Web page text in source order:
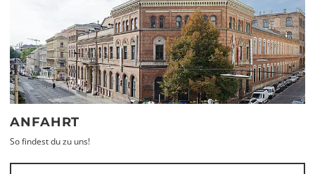
ANFAHRT
So findest du zu uns!